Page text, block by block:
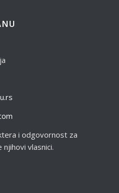
i odgovornost za
vlasnici.